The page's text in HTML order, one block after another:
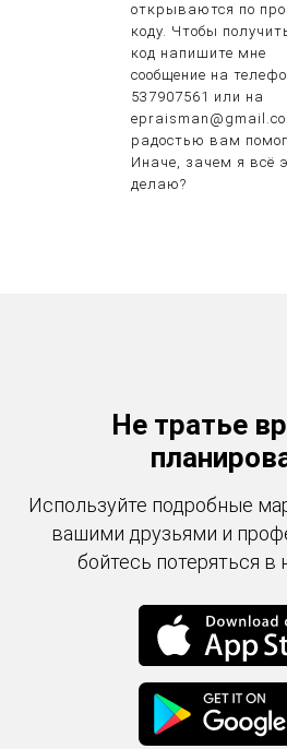
открываются по
коду. Чтобы
код напишите мне
сообщение на
537907561 или на
радостью вам
Иначе, зачем я всё
делаю?
Не тратье
Используйте подробные
вашими друзьями и
бойтесь потеряться в